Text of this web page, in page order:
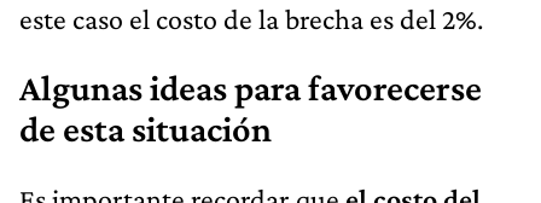
este caso el costo de la brecha es del 2%.
Algunas ideas para favorecerse
de esta situación